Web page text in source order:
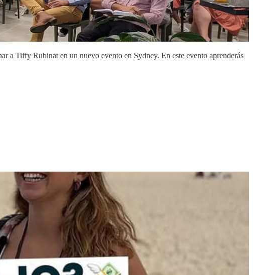
a Tiffy Rubinat en un nuevo evento en Sydney. En este evento aprenderás